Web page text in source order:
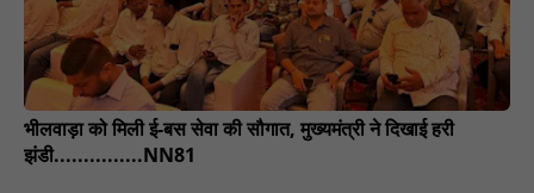
भीलवाड़ा को मिली ई-बस सेवा की सौगात, मुख्यमंत्री ने दिखाई हरी
झंडी...............NN81